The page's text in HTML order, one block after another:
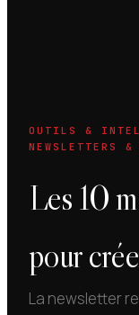
OUTILS &
NEWSLETTERS
Les 10
pour
La newsletter